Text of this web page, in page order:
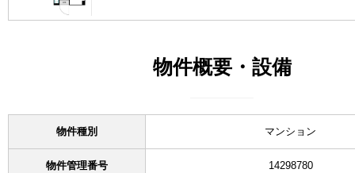
物件概要・設備
物件種別 マンション
物件管理番号 14298780